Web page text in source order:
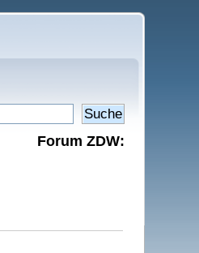
Forum ZDW: